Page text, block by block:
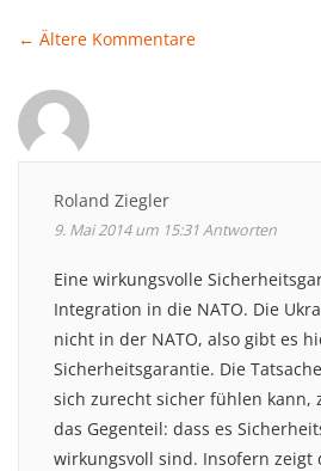
Comment
navigation
← Ältere Kommentare
Roland Ziegler
9. Mai 2014 um 15:31Antworten
Eine wirkungsvolle
Integration in die NATO. Die
nicht in der NATO, also gibt es
Sicherheitsgarantie. Die
sich zurecht sicher fühlen kann,
das Gegenteil: dass es
wirkungsvoll sind. Insofern zeigt